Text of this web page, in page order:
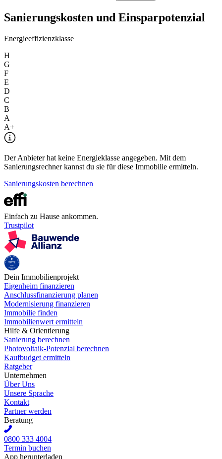
Sanierungskosten und Einsparpotenzial
Energieeffizienzklasse
H
G
F
E
D
C
B
A
A+
Der Anbieter hat keine Energieklasse angegeben. Mit dem
Sanierungsrechner kannst du sie für diese Immobilie ermitteln.
Sanierungskosten berechnen
Einfach zu Hause ankommen.
Trustpilot
Dein Immobilienprojekt
Eigenheim finanzieren
Anschlussfinanzierung planen
Modernisierung finanzieren
Immobilie finden
Immobilienwert ermitteln
Hilfe & Orientierung
Sanierung berechnen
Photovoltaik-Potenzial berechnen
Kaufbudget ermitteln
Ratgeber
Unternehmen
Über Uns
Unsere Sprache
Kontakt
Partner werden
Beratung
0800 333 4004
Termin buchen
App herunterladen